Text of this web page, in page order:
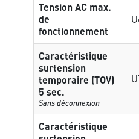
Tension AC max.
de
fonctionnement
Caractéristique
surtension
temporaire (TOV)
5 sec.
Sans déconnexion
Caractéristique